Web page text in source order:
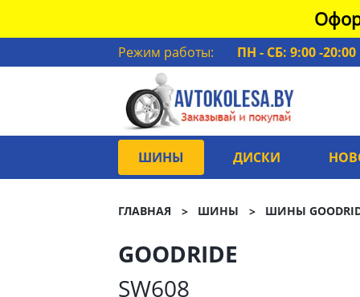
Режим работы: ПН - СБ: 9:00 -20:00
ШИНЫ ДИСКИ
ГЛАВНАЯ ШИНЫ ШИНЫ
GOODRIDE
SW608